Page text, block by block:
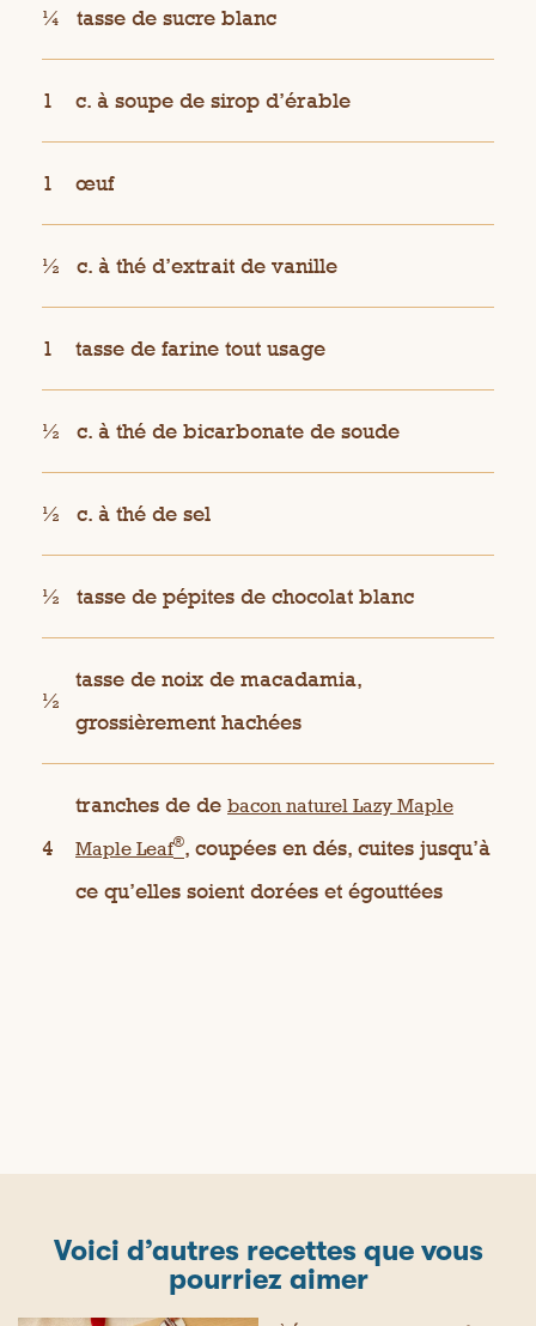
¼ tasse de sucre blanc
1 c. à soupe de sirop d’érable
1 œuf
½ c. à thé d’extrait de vanille
1 tasse de farine tout usage
½ c. à thé de bicarbonate de soude
½ c. à thé de sel
½ tasse de pépites de chocolat blanc
½
tasse de noix de macadamia,
grossièrement hachées
4
tranches de de bacon naturel Lazy Maple
Maple Leaf®, coupées en dés, cuites jusqu’à
ce qu’elles soient dorées et égouttées
Voici d’autres recettes que vous
pourriez aimer